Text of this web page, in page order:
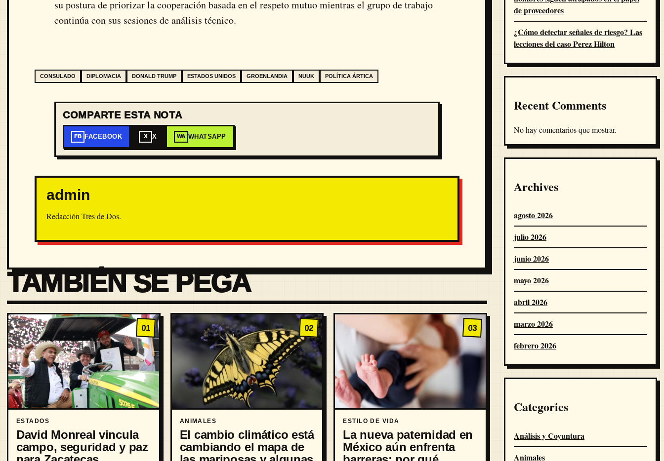
su postura de priorizar la cooperación basada en el respeto mutuo mientras el grupo de trabajo
continúa con sus sesiones de análisis técnico.
CONSULADO DIPLOMACIA DONALD TRUMP ESTADOS UNIDOS GROENLANDIA NUUK POLÍTICA ÁRTICA
COMPARTE ESTA NOTA
FB FACEBOOK X X WA WHATSAPP
admin
Redacción Tres de Dos.
TAMBIÉN SE PEGA
01
ESTADOS
David Monreal vincula
campo, seguridad y paz
02
ANIMALES
El cambio climático está
cambiando el mapa de
03
ESTILO DE VIDA
La nueva paternidad en
México aún enfrenta
de proveedores
¿Cómo detectar señales de riesgo? Las
lecciones del caso Perez Hilton
Recent Comments
No hay comentarios que mostrar.
Archives
agosto 2026
julio 2026
junio 2026
mayo 2026
abril 2026
marzo 2026
febrero 2026
Categories
Análisis y Coyuntura
Animales